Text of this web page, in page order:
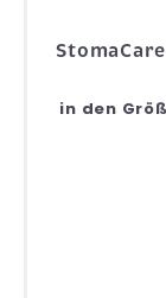
in den